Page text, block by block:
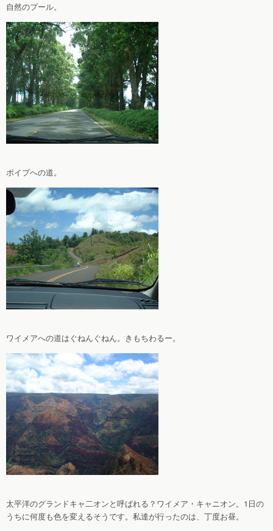
自然のプール。
ポイプへの道。
ワイメアへの道はぐねんぐねん。きもちわるー。
太平洋のグランドキャ二オンと呼ばれる？ワイメア・キャニオン。1日の
うちに何度も色を変えるそうです。私達が行ったのは、丁度お昼。